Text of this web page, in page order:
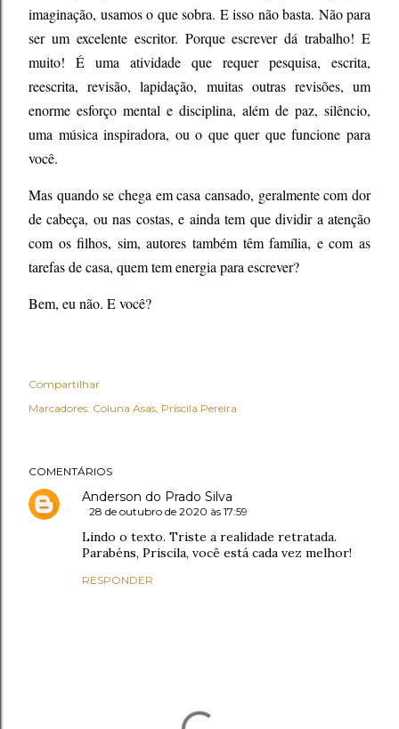
imaginação, usamos o que sobra. E isso não basta. Não para
ser um excelente escritor. Porque escrever dá trabalho! E
muito! É uma atividade que requer pesquisa, escrita,
reescrita, revisão, lapidação, muitas outras revisões, um
enorme esforço mental e disciplina, além de paz, silêncio,
uma música inspiradora, ou o que quer que funcione para
você.
Mas quando se chega em casa cansado, geralmente com dor
de cabeça, ou nas costas, e ainda tem que dividir a atenção
com os filhos, sim, autores também têm família, e com as
tarefas de casa, quem tem energia para escrever?
Bem, eu não. E você?
Compartilhar
Marcadores: Coluna Asas Priscila Pereira
COMENTÁRIOS
Anderson do Prado Silva
28 de outubro de 2020 às 17:59
Lindo o texto. Triste a realidade retratada.
Parabéns, Priscila, você está cada vez melhor!
RESPONDER